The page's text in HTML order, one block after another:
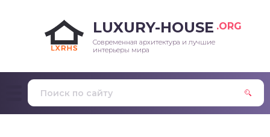
LUXURY-HOUSE .ORG
Современная архитектура и лучшие
интерьеры мира